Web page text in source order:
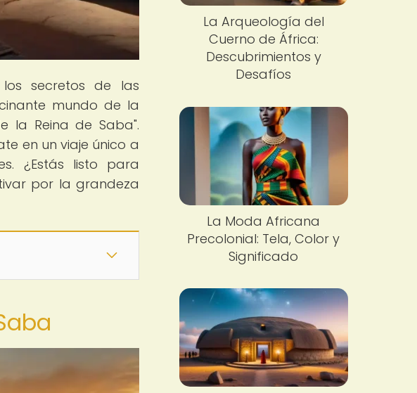
secretos de las
mundo de la
la Reina de Saba".
en un viaje único a
¿Estás listo para
por la grandeza
La Arqueología del
Cuerno de África:
Descubrimientos y
Desafíos
La Moda Africana
Precolonial: Tela, Color y
Significado